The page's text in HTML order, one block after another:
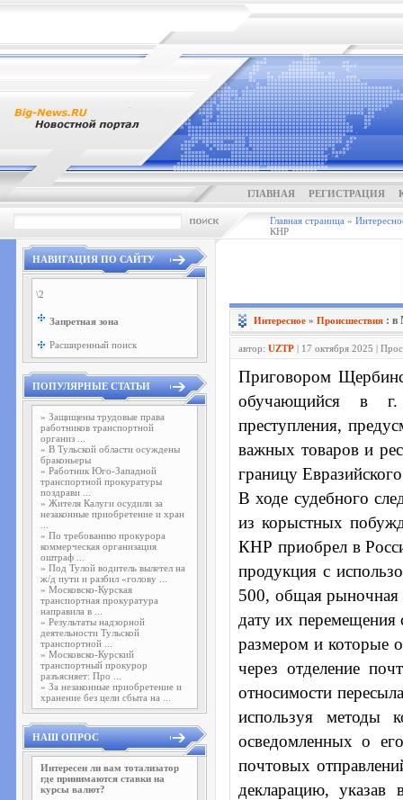
ГЛАВНАЯ РЕГИСТРАЦИЯ
Главная страница »
КНР
НАВИГАЦИЯ ПО САЙТУ
\2
Запретная зона
Расширенный поиск
ПОПУЛЯРНЫЕ СТАТЬИ
» Защищены трудовые права
работников транспортной
организ ...
» В Тульской области осуждены
браконьеры
» Работник Юго-Западной
транспортной прокуратуры
поздрави ...
» Жителя Калуги осудили за
незаконные приобретение и хран
» По требованию прокурора
коммерческая организация
оштраф ...
» Под Тулой водитель вылетел на
ж/д пути и разбил «голову ...
» Московско-Курская
транспортная прокуратура
направила в ...
» Результаты надзорной
деятельности Тульской
транспортной ...
» Московско-Курский
транспортный прокурор
разъясняет: Про ...
» За незаконные приобретение и
хранение без цели сбыта на ...
НАШ ОПРОС
Интересен ли вам тотализатор
где принимаются ставки на
курсы валют?
Интересное » Проиcшествия : в
автор: UZTP | 17 октября 2025 |
Приговором
обучающийся в г.
преступления,
важных товаров и
границу
В ходе судебного
из корыстных
КНР приобрел в
продукция с
500, общая рыночная
дату их перемещения
размером и которые
через отделение
относимости
используя методы
осведомленных о
почтовых
декларацию,